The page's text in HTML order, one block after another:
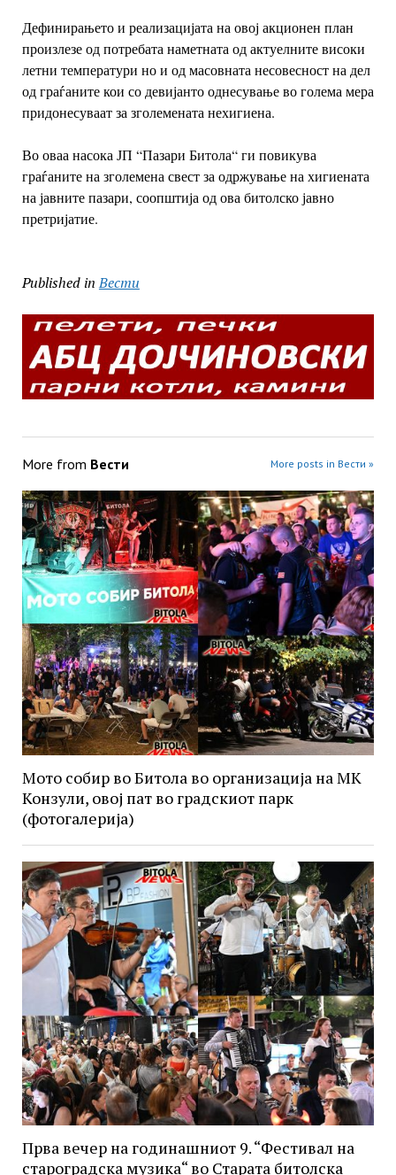
Дефинирањето и реализацијата на овој акционен план
произлезе од потребата наметната од актуелните високи
летни температури но и од масовната несовесност на дел
од граѓаните кои со девијанто однесување во голема мера
придонесуваат за зголемената нехигиена.
Во оваа насока ЈП “Пазари Битола“ ги повикува
граѓаните на зголемена свест за одржување на хигиената
на јавните пазари, соопштија од ова битолско јавно
претријатие.
Published in Вести
More from Вести More posts in Вести »
Мото собир во Битола во организација на МК
Конзули, овој пат во градскиот парк
(фотогалерија)
Прва вечер на годинашниот 9. “Фестивал на
староградска музика“ во Старата битолска